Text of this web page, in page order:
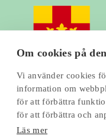
Om cookies på
Vi använder cookies
information om
för att förbättra
för att förbättra och
Läs mer